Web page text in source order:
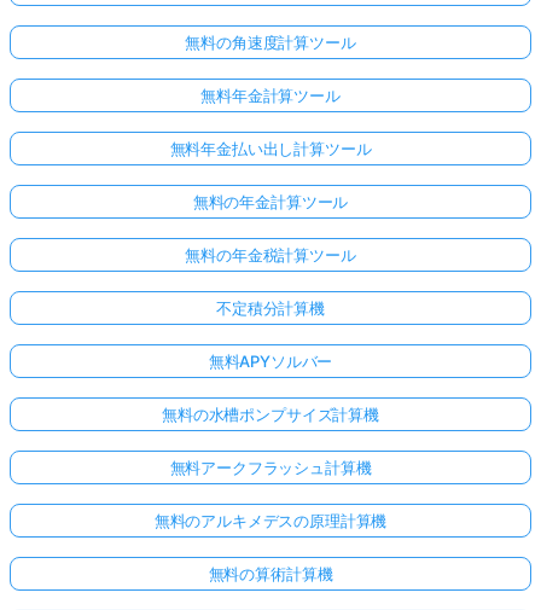
無料の角速度計算ツール
無料年金計算ツール
無料年金払い出し計算ツール
無料の年金計算ツール
無料の年金税計算ツール
不定積分計算機
無料APYソルバー
無料の水槽ポンプサイズ計算機
無料アークフラッシュ計算機
無料のアルキメデスの原理計算機
無料の算術計算機